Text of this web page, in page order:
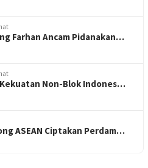
Farhan Ancam Pidanakan…
Non-Blok Indones…
ASEAN Ciptakan Perdam…